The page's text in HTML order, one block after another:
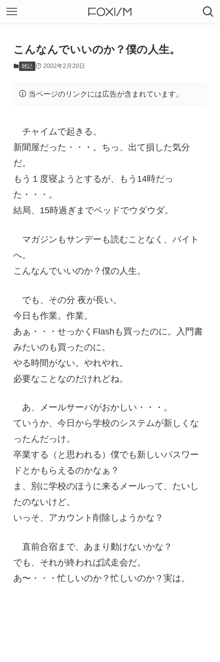
こんなんでいいのか？僕の人生。
雑記 2002年2月20日
当ページのリンクには広告が含まれています。
チャイムで起きる。
新聞屋だった・・・。ちっ、出て損した気分
だ。
もう１度寝ようとするが、もう14時だっ
た・・・。
結局、15時過ぎまでベッドでウダウダ。
マガジンもサンデーも読むことなく、バイト
へ。
こんなんでいいのか？僕の人生。
でも、その分 夜が長い。
今日も作業。作業。
あぁ・・・せっかくFlashも買ったのに。入門書
みたいのも買ったのに。
やる時間がない。やれやれ。
必要なことなのだけれどね。
あ、メールサーバがおかしい・・・。
ていうか、今日から学校のシステムが新しくな
ったんだっけ。
卒業する（と思われる）僕でも新しいパスワー
ドとかもらえるのかなぁ？
ま、別に学校のほうに来るメールって、たいし
たのないけど。
いっそ、アカウント削除しようかな？
直前合宿まで、あまり動けないかな？
でも、それが終われば試走会だ。
あ〜・・・忙しいのか？忙しいのか？実は。